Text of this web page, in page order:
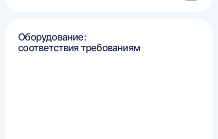
Оборудование:
соответствия требованиям